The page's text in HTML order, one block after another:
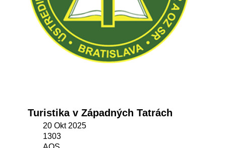
Turistika v Západných Tatrách
20 Okt 2025
1303